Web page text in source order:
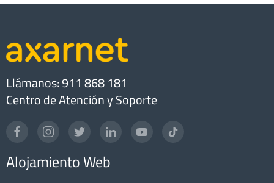
Llámanos: 911 868 181
Centro de Atención y Soporte
Alojamiento Web